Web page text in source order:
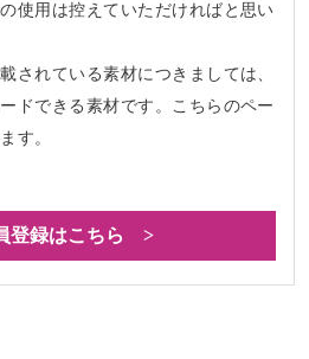
使用は控えていただければと思い
されている素材につきましては、
ドできる素材です。こちらのペー
す。
登録はこちら >